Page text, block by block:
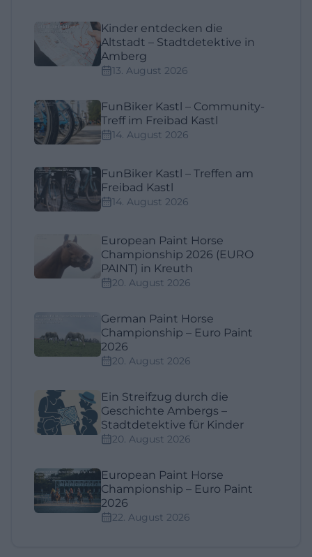
Kinder entdecken die
Altstadt – Stadtdetektive in
Amberg
13. August 2026
FunBiker Kastl – Community-
Treff im Freibad Kastl
14. August 2026
FunBiker Kastl – Treffen am
Freibad Kastl
14. August 2026
European Paint Horse
Championship 2026 (EURO
PAINT) in Kreuth
20. August 2026
German Paint Horse
Championship – Euro Paint
2026
20. August 2026
Ein Streifzug durch die
Geschichte Ambergs –
Stadtdetektive für Kinder
20. August 2026
European Paint Horse
Championship – Euro Paint
2026
22. August 2026